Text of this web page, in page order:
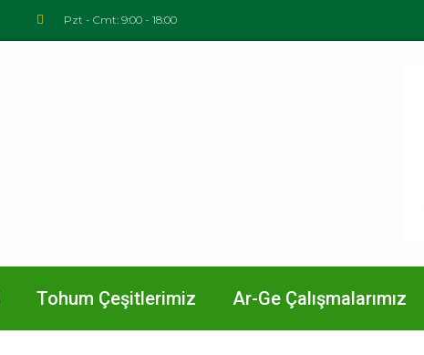
Pzt - Cmt: 9:00 - 18:00
Tohum Çeşitlerimiz Ar-Ge Çalışmalarımız